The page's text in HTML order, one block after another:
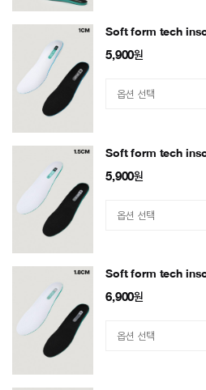
Soft form tech
5,900원
Soft form tech
5,900원
Soft form tech
6,900원